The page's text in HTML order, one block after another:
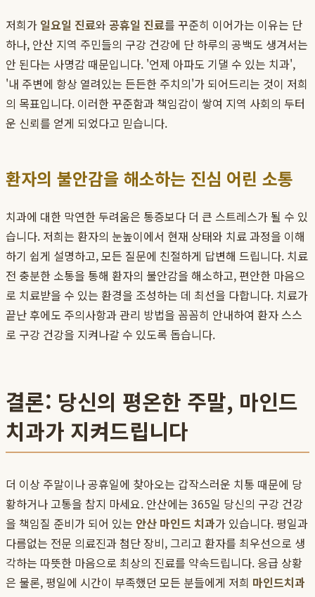
저희가 일요일 진료와 공휴일 진료를 꾸준히 이어가는 이유는 단
하나, 안산 지역 주민들의 구강 건강에 단 하루의 공백도 생겨서는
안 된다는 사명감 때문입니다. '언제 아파도 기댈 수 있는 치과',
'내 주변에 항상 열려있는 든든한 주치의'가 되어드리는 것이 저희
의 목표입니다. 이러한 꾸준함과 책임감이 쌓여 지역 사회의 두터
운 신뢰를 얻게 되었다고 믿습니다.
환자의 불안감을 해소하는 진심 어린 소통
치과에 대한 막연한 두려움은 통증보다 더 큰 스트레스가 될 수 있
습니다. 저희는 환자의 눈높이에서 현재 상태와 치료 과정을 이해
하기 쉽게 설명하고, 모든 질문에 친절하게 답변해 드립니다. 치료
전 충분한 소통을 통해 환자의 불안감을 해소하고, 편안한 마음으
로 치료받을 수 있는 환경을 조성하는 데 최선을 다합니다. 치료가
끝난 후에도 주의사항과 관리 방법을 꼼꼼히 안내하여 환자 스스
로 구강 건강을 지켜나갈 수 있도록 돕습니다.
결론: 당신의 평온한 주말, 마인드
치과가 지켜드립니다
더 이상 주말이나 공휴일에 찾아오는 갑작스러운 치통 때문에 당
황하거나 고통을 참지 마세요. 안산에는 365일 당신의 구강 건강
을 책임질 준비가 되어 있는 안산 마인드 치과가 있습니다. 평일과
다름없는 전문 의료진과 첨단 장비, 그리고 환자를 최우선으로 생
각하는 따뜻한 마음으로 최상의 진료를 약속드립니다. 응급 상황
은 물론, 평일에 시간이 부족했던 모든 분들에게 저희 마인드치과